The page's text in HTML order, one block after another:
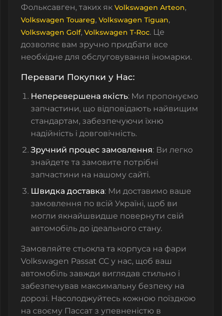
Фольксавген, таких як Volkswagen Arteon,
Volkswagen Touareg, Volkswagen Tiguan,
Volkswagen Golf, Volkswagen T-Roc. Це
дозволяє вам зручно придбати все
необхідне для обслуговування іномарки.
Переваги Покупки у Нас:
Неперевершена якість: Ми пропонуємо
запчастини, що відповідають найвищим
стандартам, забезпечуючи їхню
надійність і довговічність.
Зручний процес замовлення: Ви легко
знайдете та замовите потрібні
запчастини на нашому сайті.
Швидка доставка: Ми доставимо ваше
замовлення по всій Україні, щоб ви
могли якнайшвидше повернути свій
автомобіль до ідеального стану.
Замовляйте стьокла та корпуса на фари
Volkswagen Passat CC у нас, щоб ваш
автомобіль завжди виглядав стильно і
забезпечував максимальну безпеку на
дорозі. Насолоджуйтесь кожною поїздкою
на своєму Пассат з упевненістю в